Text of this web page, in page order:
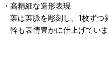
・高精細な造形表現
葉は葉脈を彫刻し、1枚ずつ
幹も表情豊かに仕上げていま